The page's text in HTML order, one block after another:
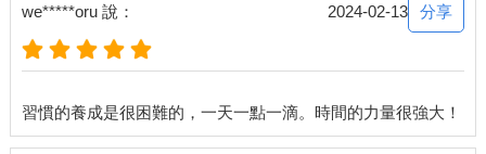
we*****oru 說： 2024-02-13 分享